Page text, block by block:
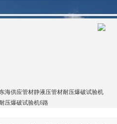
海供应管材静液压管材耐压爆破试验机
压爆破试验机6路